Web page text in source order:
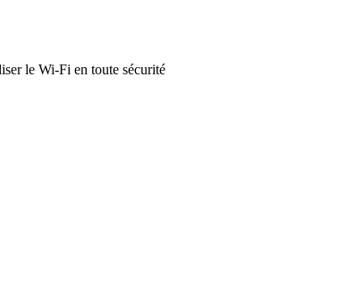
le Wi-Fi en toute sécurité